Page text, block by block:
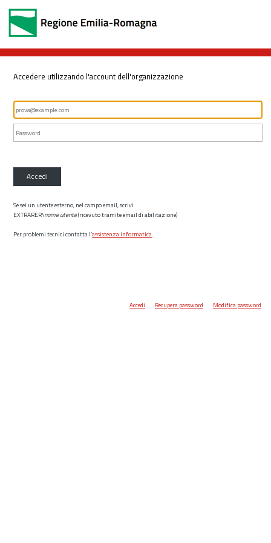
Accedere utilizzando l'account dell'organizzazione
Accedi
Se sei un utente esterno, nel campo email, scrivi
EXTRARER\nome utente(ricevuto tramite email di abilitazione)
Per problemi tecnici contatta l’assistenza informatica.
Accedi Recupera password Modifica password